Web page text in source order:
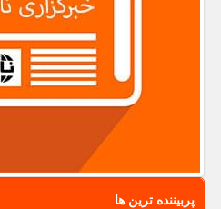
پربیننده ترین ها